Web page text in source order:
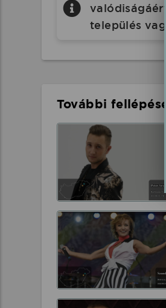
település
További